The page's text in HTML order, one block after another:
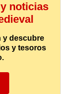
noticias
y descubre
y tesoros